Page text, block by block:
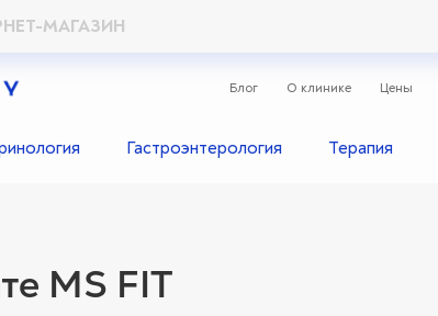
МАГАЗИН
Блог О клинике Цены
Гастроэнтерология Терапия
MS FIT